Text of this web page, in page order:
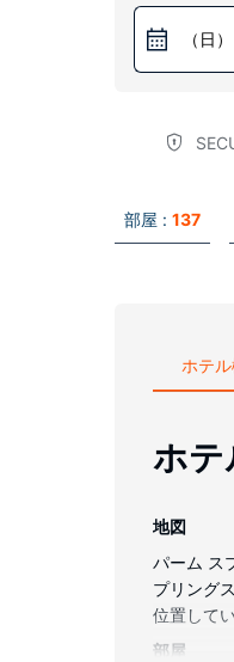
（日
部屋 : 137
ホテ
ホテ
地図
パーム ス
プリング
位置して
部屋